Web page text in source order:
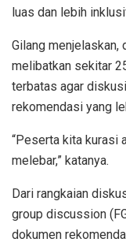
luas dan lebih
Gilang menjelaskan,
melibatkan sekitar
terbatas agar
rekomendasi yang
“Peserta kita kurasi
melebar,” katanya.
Dari rangkaian
group discussion
dokumen